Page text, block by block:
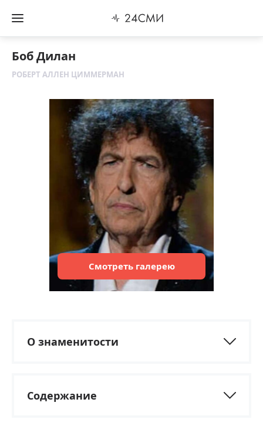
Боб Дилан
РОБЕРТ АЛЛЕН ЦИММЕРМАН
Смотреть галерею
О знаменитости
Содержание